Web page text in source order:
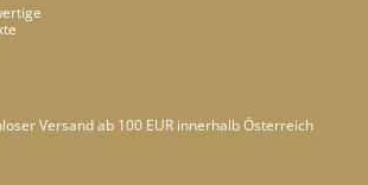
Versand ab 100 EUR innerhalb Österreich